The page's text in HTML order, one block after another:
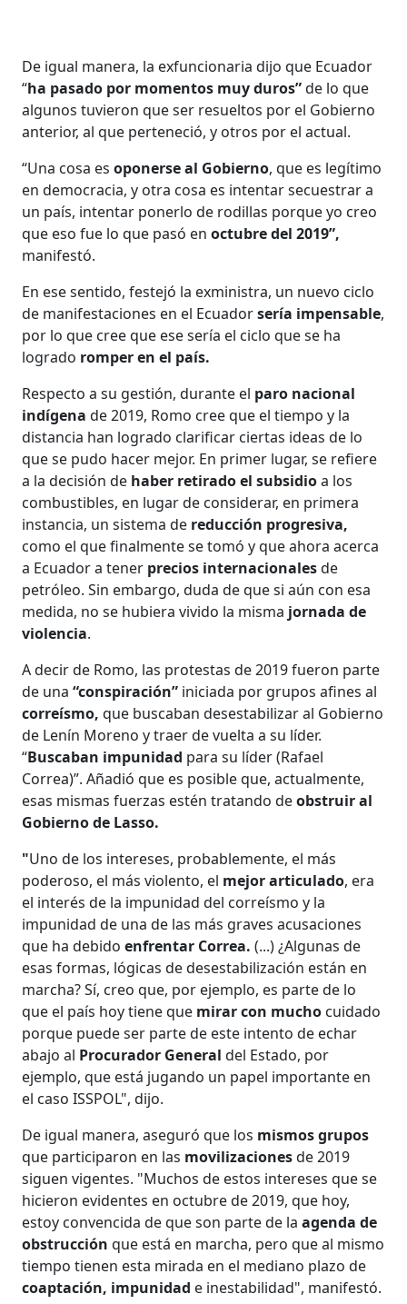
De igual manera, la exfuncionaria dijo que Ecuador
“ha pasado por momentos muy duros”de lo que
algunos tuvieron que ser resueltos por el Gobierno
anterior, al que perteneció, y otros por el actual.
“Una cosa esoponerse al Gobierno, que es legítimo
en democracia, y otra cosa es intentar secuestrar a
un país, intentar ponerlo de rodillas porque yo creo
que eso fue lo que pasó enoctubre del 2019”,
manifestó.
En ese sentido, festejó la exministra, un nuevo ciclo
de manifestaciones en el Ecuadorsería impensable,
por lo que cree que ese sería el ciclo que se ha
logrado romper en el país.
Respecto a su gestión, durante el paro nacional
indígena de 2019, Romo cree que el tiempo y la
distancia han logrado clarificar ciertas ideas de lo
que se pudo hacer mejor. En primer lugar, se refiere
a la decisión de haber retirado el subsidioa los
combustibles, en lugar de considerar, en primera
instancia, un sistema de reducción progresiva,
como el que finalmente se tomó y que ahora acerca
a Ecuador a tener precios internacionalesde
petróleo. Sin embargo, duda de que si aún con esa
medida, no se hubiera vivido la misma jornada de
violencia.
A decir de Romo, las protestas de 2019 fueron parte
de una“conspiración” iniciada por grupos afines al
correísmo, que buscaban desestabilizar al Gobierno
de Lenín Moreno y traer de vuelta a su líder.
“Buscaban impunidad para su líder (Rafael
Correa)”. Añadió que es posible que, actualmente,
esas mismas fuerzas estén tratando deobstruir al
Gobierno de Lasso.
"Uno de los intereses, probablemente, el más
poderoso, el más violento, el mejor articulado, era
el interés de la impunidad del correísmo y la
impunidad de una de las más graves acusaciones
que ha debido enfrentar Correa. (...) ¿Algunas de
esas formas, lógicas de desestabilización están en
marcha? Sí, creo que, por ejemplo, es parte de lo
que el país hoy tiene que mirar con mucho cuidado
porque puede ser parte de este intento de echar
abajo al Procurador General del Estado, por
ejemplo, que está jugando un papel importante en
el caso ISSPOL", dijo.
De igual manera, aseguró que los mismos grupos
que participaron en las movilizacionesde 2019
siguen vigentes. "Muchos de estos intereses que se
hicieron evidentes en octubre de 2019, que hoy,
estoy convencida de que son parte de laagenda de
obstrucción que está en marcha, pero que al mismo
tiempo tienen esta mirada en el mediano plazo de
coaptación, impunidad e inestabilidad", manifestó.